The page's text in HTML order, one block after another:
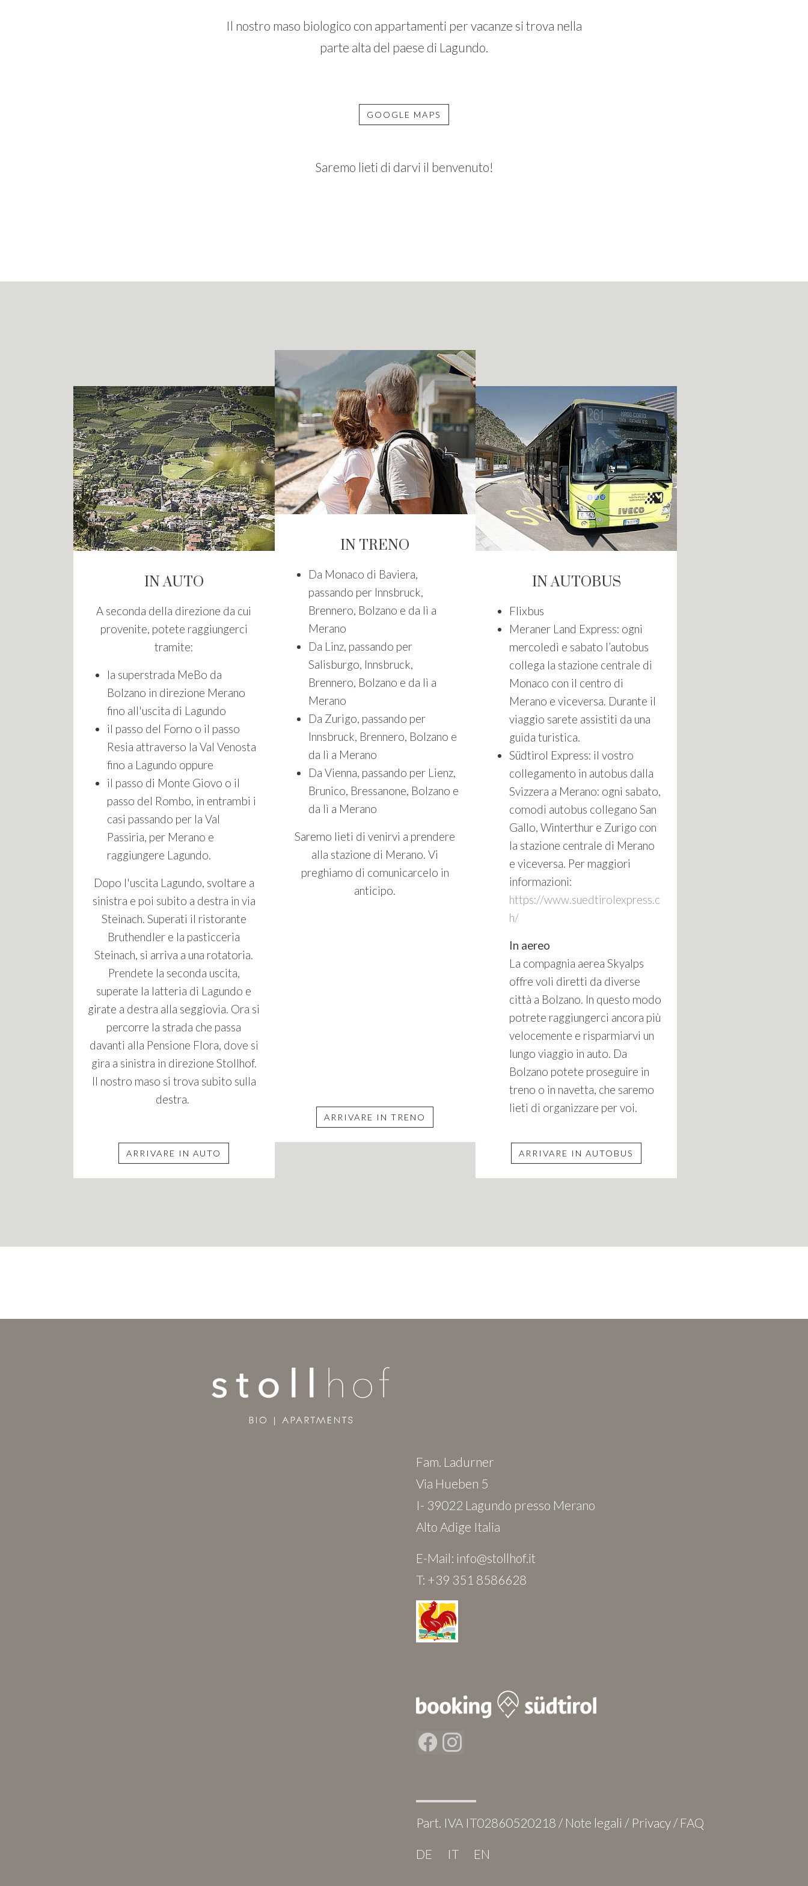
Il nostro maso biologico con appartamenti per vacanze si trova nella
parte alta del paese di Lagundo.
GOOGLE MAPS
Saremo lieti di darvi il benvenuto!
IN AUTO
A seconda della direzione da cui
provenite, potete raggiungerci
tramite:
la superstrada MeBo da
Bolzano in direzione Merano
fino all'uscita di Lagundo
il passo del Forno o il passo
Resia attraverso la Val Venosta
fino a Lagundo oppure
il passo di Monte Giovo o il
passo del Rombo, in entrambi i
casi passando per la Val
Passiria, per Merano e
raggiungere Lagundo.
Dopo l'uscita Lagundo, svoltare a
sinistra e poi subito a destra in via
Steinach. Superati il ristorante
Bruthendler e la pasticceria
Steinach, si arriva a una rotatoria.
Prendete la seconda uscita,
superate la latteria di Lagundo e
girate a destra alla seggiovia. Ora si
percorre la strada che passa
davanti alla Pensione Flora, dove si
gira a sinistra in direzione Stollhof.
Il nostro maso si trova subito sulla
destra.
ARRIVARE IN AUTO
IN TRENO
Da Monaco di Baviera,
passando per Innsbruck,
Brennero, Bolzano e da lì a
Merano
Da Linz, passando per
Salisburgo, Innsbruck,
Brennero, Bolzano e da lì a
Merano
Da Zurigo, passando per
Innsbruck, Brennero, Bolzano e
da lì a Merano
Da Vienna, passando per Lienz,
Brunico, Bressanone, Bolzano e
da lì a Merano
Saremo lieti di venirvi a prendere
alla stazione di Merano. Vi
preghiamo di comunicarcelo in
anticipo.
ARRIVARE IN TRENO
IN AUTOBUS
Flixbus
Meraner Land Express: ogni
mercoledì e sabato l’autobus
collega la stazione centrale di
Monaco con il centro di
Merano e viceversa. Durante il
viaggio sarete assistiti da una
guida turistica.
Südtirol Express: il vostro
collegamento in autobus dalla
Svizzera a Merano: ogni sabato,
comodi autobus collegano San
Gallo, Winterthur e Zurigo con
la stazione centrale di Merano
e viceversa. Per maggiori
informazioni:
https://www.suedtirolexpress.c
h/
In aereo
La compagnia aerea Skyalps
offre voli diretti da diverse
città a Bolzano. In questo modo
potrete raggiungerci ancora più
velocemente e risparmiarvi un
lungo viaggio in auto. Da
Bolzano potete proseguire in
treno o in navetta, che saremo
lieti di organizzare per voi.
ARRIVARE IN AUTOBUS
Fam. Ladurner
Via Hueben 5
I- 39022 Lagundo presso Merano
Alto Adige Italia
E-Mail: info@stollhof.it
T: +39 351 8586628
FacebookInstagram
Part. IVA IT02860520218 / Note legali / Privacy / FAQ
DE IT EN